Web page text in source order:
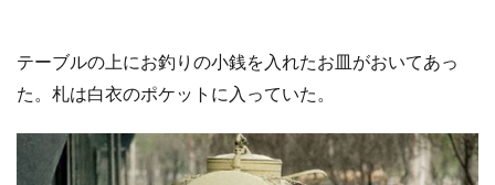
テーブルの上にお釣りの小銭を入れたお皿がおいてあっ
た。札は白衣のポケットに入っていた。